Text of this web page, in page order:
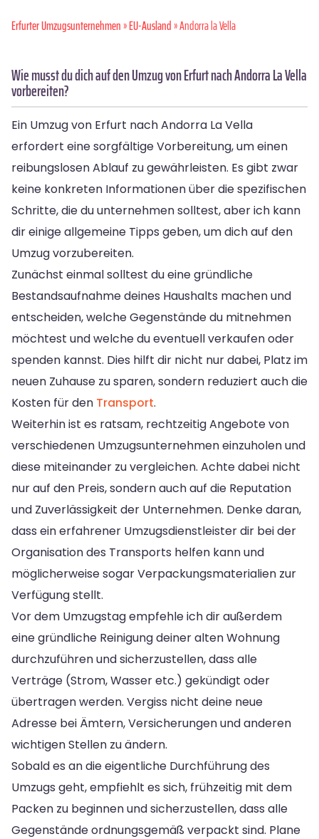
Erfurter Umzugsunternehmen»EU-Ausland» Andorra la Vella
Wie musst du dich auf den Umzug von Erfurt nach Andorra La Vella
vorbereiten?
Ein Umzug von Erfurt nach Andorra La Vella
erfordert eine sorgfältige Vorbereitung, um einen
reibungslosen Ablauf zu gewährleisten. Es gibt zwar
keine konkreten Informationen über die spezifischen
Schritte, die du unternehmen solltest, aber ich kann
dir einige allgemeine Tipps geben, um dich auf den
Umzug vorzubereiten.
Zunächst einmal solltest du eine gründliche
Bestandsaufnahme deines Haushalts machen und
entscheiden, welche Gegenstände du mitnehmen
möchtest und welche du eventuell verkaufen oder
spenden kannst. Dies hilft dir nicht nur dabei, Platz im
neuen Zuhause zu sparen, sondern reduziert auch die
Kosten für den Transport.
Weiterhin ist es ratsam, rechtzeitig Angebote von
verschiedenen Umzugsunternehmen einzuholen und
diese miteinander zu vergleichen. Achte dabei nicht
nur auf den Preis, sondern auch auf die Reputation
und Zuverlässigkeit der Unternehmen. Denke daran,
dass ein erfahrener Umzugsdienstleister dir bei der
Organisation des Transports helfen kann und
möglicherweise sogar Verpackungsmaterialien zur
Verfügung stellt.
Vor dem Umzugstag empfehle ich dir außerdem
eine gründliche Reinigung deiner alten Wohnung
durchzuführen und sicherzustellen, dass alle
Verträge (Strom, Wasser etc.) gekündigt oder
übertragen werden. Vergiss nicht deine neue
Adresse bei Ämtern, Versicherungen und anderen
wichtigen Stellen zu ändern.
Sobald es an die eigentliche Durchführung des
Umzugs geht, empfiehlt es sich, frühzeitig mit dem
Packen zu beginnen und sicherzustellen, dass alle
Gegenstände ordnungsgemäß verpackt sind. Plane